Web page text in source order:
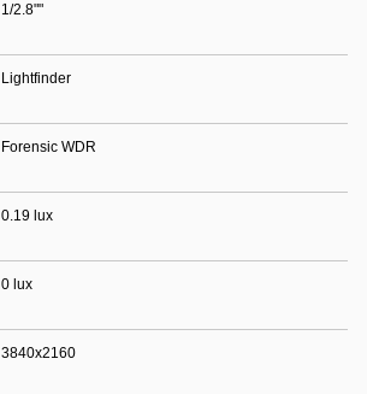
1/2.8""
Lightfinder
Forensic WDR
0.19 lux
0 lux
3840x2160